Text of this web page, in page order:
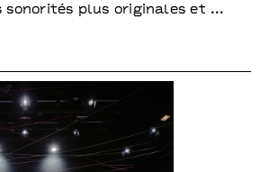
sonorités plus originales et …